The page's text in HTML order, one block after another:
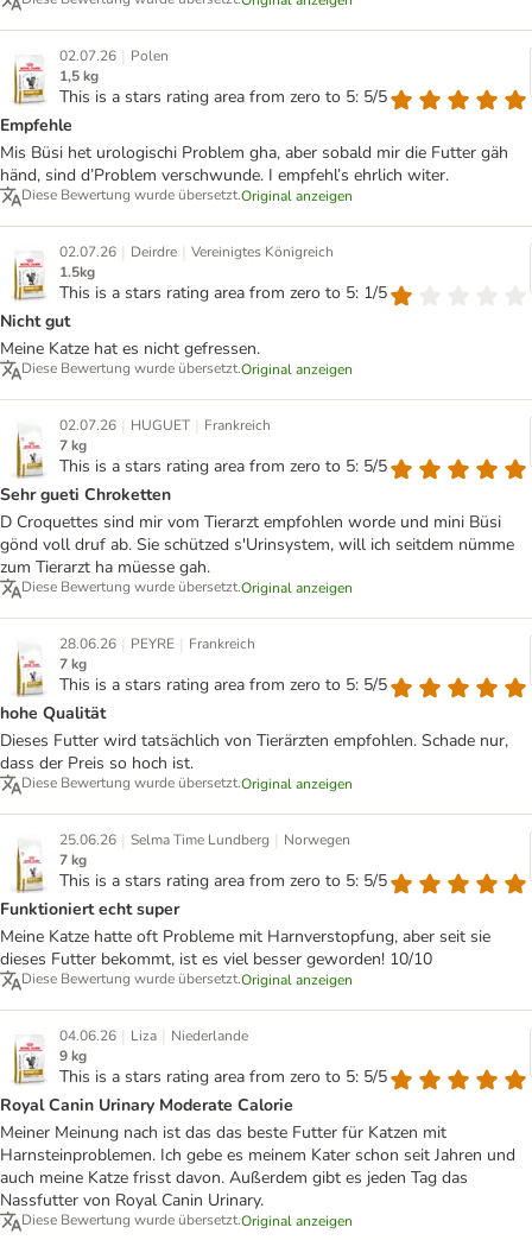
02.07.26 | Polen
1,5 kg
This is a stars rating area from zero to 5: 5/5
Empfehle
Mis Büsi het urologischi Problem gha, aber sobald mir die Futter gäh
händ, sind d’Problem verschwunde. I empfehl’s ehrlich witer.
Diese Bewertung wurde übersetzt.Original anzeigen
02.07.26 | Deirdre | Vereinigtes Königreich
1.5kg
This is a stars rating area from zero to 5: 1/5
Nicht gut
Meine Katze hat es nicht gefressen.
Diese Bewertung wurde übersetzt.Original anzeigen
02.07.26 | HUGUET | Frankreich
7 kg
This is a stars rating area from zero to 5: 5/5
Sehr gueti Chroketten
D Croquettes sind mir vom Tierarzt empfohlen worde und mini Büsi
gönd voll druf ab. Sie schützed s'Urinsystem, will ich seitdem nümme
zum Tierarzt ha müesse gah.
Diese Bewertung wurde übersetzt.Original anzeigen
28.06.26 | PEYRE | Frankreich
7 kg
This is a stars rating area from zero to 5: 5/5
hohe Qualität
Dieses Futter wird tatsächlich von Tierärzten empfohlen. Schade nur,
dass der Preis so hoch ist.
Diese Bewertung wurde übersetzt.Original anzeigen
25.06.26 | Selma Time Lundberg | Norwegen
7 kg
This is a stars rating area from zero to 5: 5/5
Funktioniert echt super
Meine Katze hatte oft Probleme mit Harnverstopfung, aber seit sie
dieses Futter bekommt, ist es viel besser geworden! 10/10
Diese Bewertung wurde übersetzt.Original anzeigen
04.06.26 | Liza | Niederlande
9 kg
This is a stars rating area from zero to 5: 5/5
Royal Canin Urinary Moderate Calorie
Meiner Meinung nach ist das das beste Futter für Katzen mit
Harnsteinproblemen. Ich gebe es meinem Kater schon seit Jahren und
auch meine Katze frisst davon. Außerdem gibt es jeden Tag das
Nassfutter von Royal Canin Urinary.
Diese Bewertung wurde übersetzt.Original anzeigen